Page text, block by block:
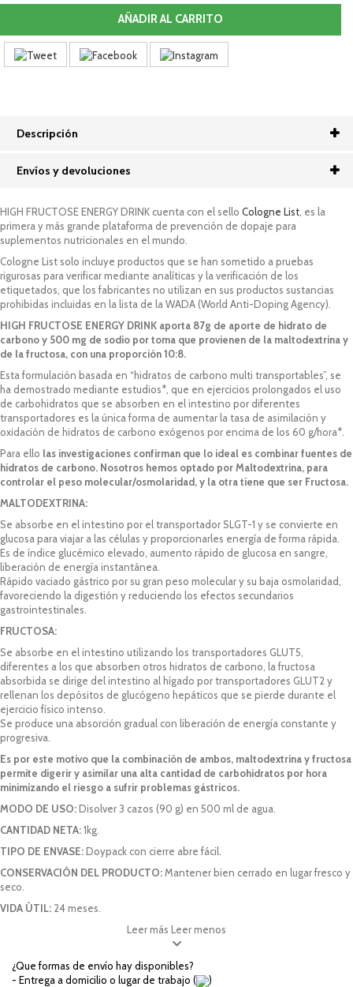
AÑADIR AL CARRITO
Descripción
Envíos y devoluciones
HIGH FRUCTOSE ENERGY DRINK cuenta con el sello Cologne List es la
primera y más grande plataforma de prevención de dopaje para
suplementos nutricionales en el mundo.
Cologne List solo incluye productos que se han sometido a pruebas
rigurosas para verificar mediante analíticas y la verificación de los
etiquetados, que los fabricantes no utilizan en sus productos sustancias
prohibidas incluidas en la lista de la WADA (World Anti-Doping Agency).
HIGH FRUCTOSE ENERGY DRINK aporta 87g de aporte de hidrato de
carbono y 500 mg de sodio por toma que provienen de la maltodextrina y
de la fructosa, con una proporción 10:8.
Esta formulación basada en “hidratos de carbono multi transportables”, se
ha demostrado mediante estudios*, que en ejercicios prolongados el uso
de carbohidratos que se absorben en el intestino por diferentes
transportadores es la única forma de aumentar la tasa de asimilación y
oxidación de hidratos de carbono exógenos por encima de los 60 g/hora*.
Para ello las investigaciones confirman que lo ideal es combinar fuentes de
hidratos de carbono. Nosotros hemos optado por Maltodextrina, para
controlar el peso molecular/osmolaridad, y la otra tiene que ser Fructosa.
MALTODEXTRINA:
Se absorbe en el intestino por el transportador SLGT-1 y se convierte en
glucosa para viajar a las células y proporcionarles energía de forma rápida.
Es de índice glucémico elevado, aumento rápido de glucosa en sangre,
liberación de energía instantánea.
Rápido vaciado gástrico por su gran peso molecular y su baja osmolaridad,
favoreciendo la digestión y reduciendo los efectos secundarios
gastrointestinales.
FRUCTOSA:
Se absorbe en el intestino utilizando los transportadores GLUT5,
diferentes a los que absorben otros hidratos de carbono, la fructosa
absorbida se dirige del intestino al hígado por transportadores GLUT2 y
rellenan los depósitos de glucógeno hepáticos que se pierde durante el
ejercicio físico intenso.
Se produce una absorción gradual con liberación de energía constante y
progresiva.
Es por este motivo que la combinación de ambos, maltodextrina y fructosa
permite digerir y asimilar una alta cantidad de carbohidratos por hora
minimizando el riesgo a sufrir problemas gástricos.
MODO DE USO:Disolver 3 cazos (90 g) en 500 ml de agua.
CANTIDAD NETA:1kg.
TIPO DE ENVASE:Doypack con cierre abre fácil.
CONSERVACIÓN DEL PRODUCTO:Mantener bien cerrado en lugar fresco y
seco.
VIDA ÚTIL: 24 meses.
Leer más Leer menos
¿Que formas de envío hay disponibles?
- Entrega a domicilio o lugar de trabajo (
)